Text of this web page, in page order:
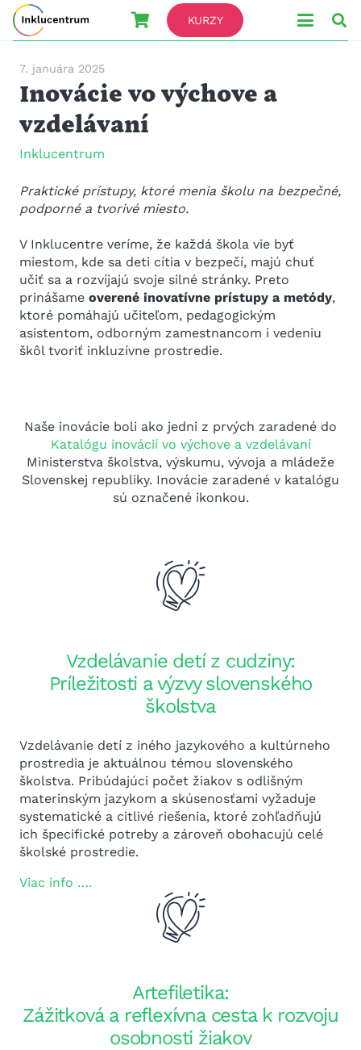
KURZY
7. januára 2025
Inovácie vo výchove a
vzdelávaní
Inklucentrum
Praktické prístupy, ktoré menia školu na bezpečné,
podporné a tvorivé miesto.
V Inklucentre veríme, že každá škola vie byť
miestom, kde sa deti cítia v bezpečí, majú chuť
učiť sa a rozvíjajú svoje silné stránky. Preto
prinášame overené inovatívne prístupy a metódy,
ktoré pomáhajú učiteľom, pedagogickým
asistentom, odborným zamestnancom i vedeniu
škôl tvoriť inkluzívne prostredie.
Naše inovácie boli ako jedni z prvých zaradené do
Katalógu inovácií vo výchove a vzdelávaní
Ministerstva školstva, výskumu, vývoja a mládeže
Slovenskej republiky. Inovácie zaradené v katalógu
sú označené ikonkou.
Vzdelávanie detí z cudziny:
Príležitosti a výzvy slovenského
školstva
Vzdelávanie detí z iného jazykového a kultúrneho
prostredia je aktuálnou témou slovenského
školstva. Pribúdajúci počet žiakov s odlišným
materinským jazykom a skúsenosťami vyžaduje
systematické a citlivé riešenia, ktoré zohľadňujú
ich špecifické potreby a zároveň obohacujú celé
školské prostredie.
Viac info ….
Artefiletika:
Zážitková a reflexívna cesta k rozvoju
osobnosti žiakov